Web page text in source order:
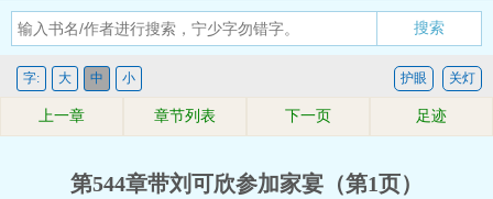
搜索
字: 大 中 小 关灯
护眼
上一章 章节列表 下一页 足迹
第544章带刘可欣参加家宴（第1页）